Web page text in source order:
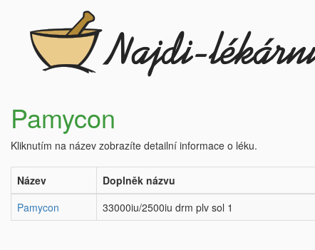
Pamycon
Kliknutím na název zobrazíte detailní informace o léku.
Název Doplněk názvu
Pamycon
33000iu/2500iu drm plv sol 1